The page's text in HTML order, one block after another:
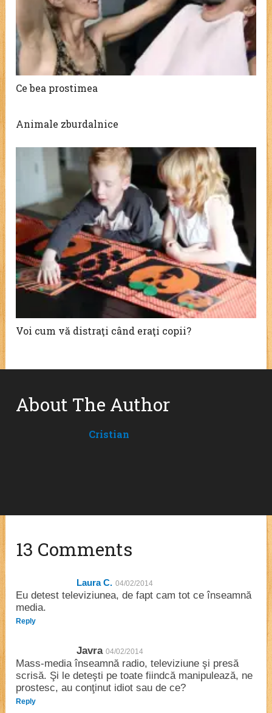
Ce bea prostimea
Animale zburdalnice
Voi cum vă distraţi când eraţi copii?
About The Author
Cristian
13 Comments
Laura C. 04/02/2014
Eu detest televiziunea, de fapt cam tot ce înseamnă
media.
Reply
Javra 04/02/2014
Mass-media înseamnă radio, televiziune şi presă
scrisă. Şi le deteşti pe toate fiindcă manipulează, ne
prostesc, au conţinut idiot sau de ce?
Reply